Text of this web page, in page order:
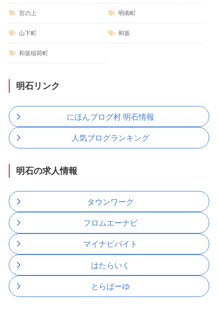
宮の上 明南町
山下町 和坂
和坂稲荷町
明石リンク
にほんブログ村 明石情報
人気ブログランキング
明石の求人情報
タウンワーク
フロムエーナビ
マイナビバイト
はたらいく
とらばーゆ